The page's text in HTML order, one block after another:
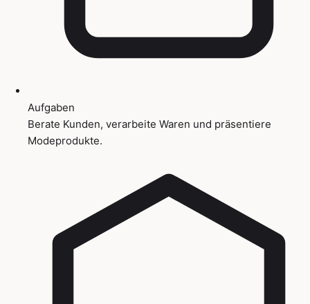
Aufgaben
Berate Kunden, verarbeite Waren und präsentiere
Modeprodukte.